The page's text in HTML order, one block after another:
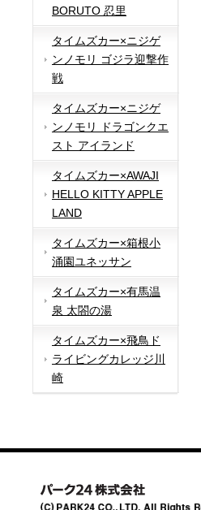
BORUTO 忍里
タイムズカー×ニジゲ
ンノモリ ゴジラ迎撃作
戦
タイムズカー×ニジゲ
ンノモリ ドラゴンクエ
スト アイランド
タイムズカー×AWAJI
HELLO KITTY APPLE
LAND
タイムズカー×箱根小
涌園ユネッサン
タイムズカー×有馬温
泉 太閤の湯
タイムズカー×飛鳥ド
ライビングカレッジ川
崎